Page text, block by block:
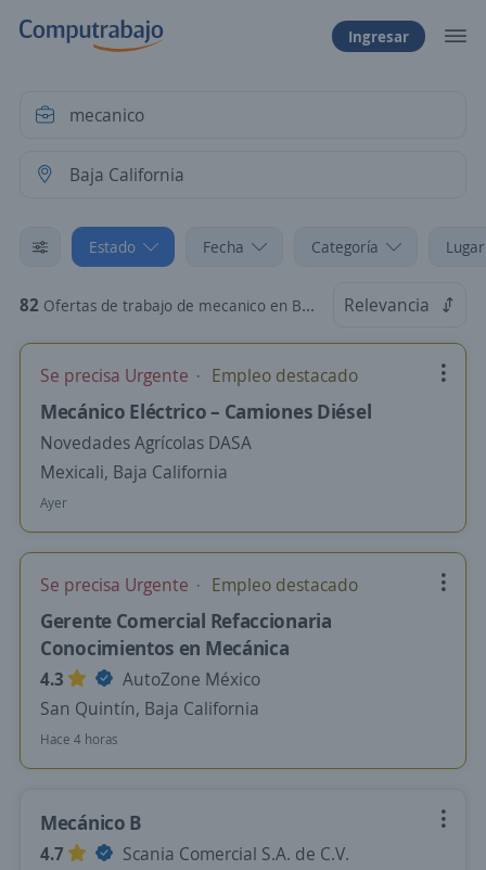
Ingresar
Estado Fecha Categoría
82 Ofertas de trabajo de mecanico en Baja California Relevancia
Se precisa Urgente Empleo destacado
Mecánico Eléctrico – Camiones Diésel
Novedades Agrícolas DASA
Mexicali, Baja California
Ayer
Se precisa Urgente Empleo destacado
Gerente Comercial Refaccionaria
Conocimientos en Mecánica
4.3
AutoZone México
San Quintín, Baja California
Hace 4 horas
Mecánico B
4.7
Scania Comercial S.A. de C.V.